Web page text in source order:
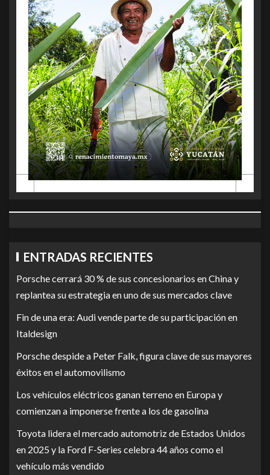
ENTRADAS RECIENTES
Porsche cerrará 30 % de sus concesionarios en China y
replantea su estrategia en uno de sus mercados clave
Fin de una era: Audi vende parte de su participación en
Italdesign
Porsche despide a Peter Falk, figura clave de sus mayores
éxitos en el automovilismo
Los vehículos eléctricos ganan terreno en Europa y
comienzan a imponerse frente a los de gasolina
Toyota lidera el mercado automotriz de Estados Unidos
en 2025 y la Ford F-Series celebra 44 años como el
vehículo más vendido